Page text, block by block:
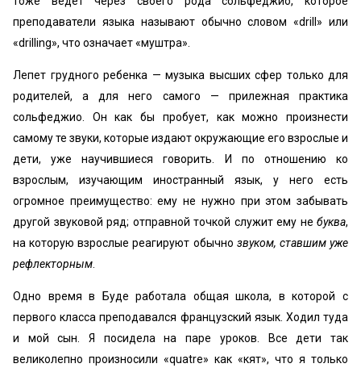
преподаватели языка называют обычно словом «drill» или
«drilling», что означает «муштра».
Лепет грудного ребенка — музыка высших сфер только для
родителей, а для него самого — прилежная практика
сольфеджио. Он как бы пробует, как можно произнести
самому те звуки, которые издают окружающие его взрослые и
дети, уже научившиеся говорить. И по отношению ко
взрослым, изучающим иностранный язык, у него есть
огромное преимущество: ему не нужно при этом забывать
другой звуковой ряд; отправной точкой служит ему не буква,
на которую взрослые реагируют обычно звуком, ставшим уже
рефлекторным
Одно время в Буде работала общая школа, в которой с
первого класса преподавался французский язык. Ходил туда
и мой сын. Я посидела на паре уроков. Все дети так
великолепно произносили «quatre» как «кят», что я только